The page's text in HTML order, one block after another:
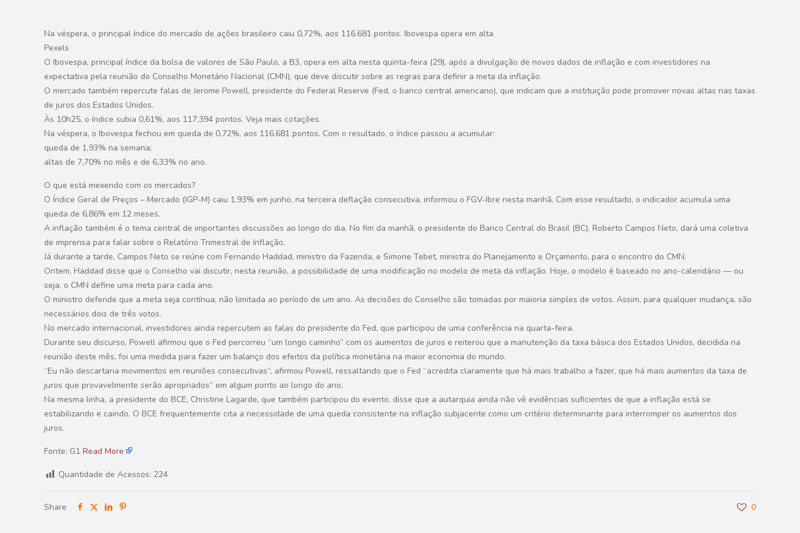
Na véspera, o principal índice do mercado de ações brasileiro caiu 0,72%, aos 116.681 pontos. Ibovespa opera em alta
Pexels
O Ibovespa, principal índice da bolsa de valores de São Paulo, a B3, opera em alta nesta quinta-feira (29), após a divulgação de novos dados de inflação e com investidores na
expectativa pela reunião do Conselho Monetário Nacional (CMN), que deve discutir sobre as regras para definir a meta da inflação.
O mercado também repercute falas de Jerome Powell, presidente do Federal Reserve (Fed, o banco central americano), que indicam que a instituição pode promover novas altas nas taxas
de juros dos Estados Unidos.
Às 10h25, o índice subia 0,61%, aos 117.394 pontos. Veja mais cotações.
Na véspera, o Ibovespa fechou em queda de 0,72%, aos 116.681 pontos. Com o resultado, o índice passou a acumular:
queda de 1,93% na semana;
altas de 7,70% no mês e de 6,33% no ano.
O que está mexendo com os mercados?
O Índice Geral de Preços – Mercado (IGP-M) caiu 1,93% em junho, na terceira deflação consecutiva, informou o FGV-Ibre nesta manhã. Com esse resultado, o indicador acumula uma
queda de 6,86% em 12 meses.
A inflação também é o tema central de importantes discussões ao longo do dia. No fim da manhã, o presidente do Banco Central do Brasil (BC), Roberto Campos Neto, dará uma coletiva
de imprensa para falar sobre o Relatório Trimestral de Inflação.
Já durante a tarde, Campos Neto se reúne com Fernando Haddad, ministro da Fazenda, e Simone Tebet, ministra do Planejamento e Orçamento, para o encontro do CMN.
Ontem, Haddad disse que o Conselho vai discutir, nesta reunião, a possibilidade de uma modificação no modelo de meta da inflação. Hoje, o modelo é baseado no ano-calendário — ou
seja, o CMN define uma meta para cada ano.
O ministro defende que a meta seja contínua, não limitada ao período de um ano. As decisões do Conselho são tomadas por maioria simples de votos. Assim, para qualquer mudança, são
necessários dois de três votos.
No mercado internacional, investidores ainda repercutem as falas do presidente do Fed, que participou de uma conferência na quarta-feira.
Durante seu discurso, Powell afirmou que o Fed percorreu “um longo caminho” com os aumentos de juros e reiterou que a manutenção da taxa básica dos Estados Unidos, decidida na
reunião deste mês, foi uma medida para fazer um balanço dos efeitos da política monetária na maior economia do mundo.
“Eu não descartaria movimentos em reuniões consecutivas”, afirmou Powell, ressaltando que o Fed “acredita claramente que há mais trabalho a fazer, que há mais aumentos da taxa de
juros que provavelmente serão apropriados” em algum ponto ao longo do ano.
Na mesma linha, a presidente do BCE, Christine Lagarde, que também participou do evento, disse que a autarquia ainda não vê evidências suficientes de que a inflação está se
estabilizando e caindo. O BCE frequentemente cita a necessidade de uma queda consistente na inflação subjacente como um critério determinante para interromper os aumentos dos
juros.
Fonte: G1Read More
Quantidade de Acessos: 224
Share 0